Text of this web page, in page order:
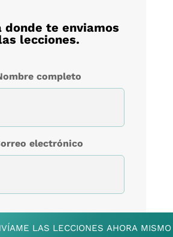
donde te enviamos
lecciones.
completo
electrónico